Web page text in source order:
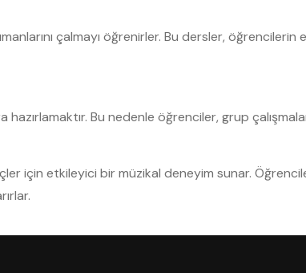
çalmayı öğrenirler. Bu dersler, öğrencilerin
Bu nedenle öğrenciler, grup
için etkileyici bir müzikal deneyim sunar.